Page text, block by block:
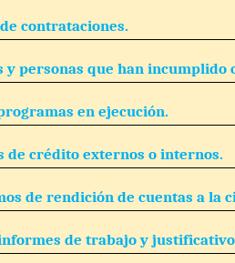
contrataciones.
y personas que han incumplido
en ejecución.
de crédito externos o internos.
de rendición de cuentas a la
de trabajo y